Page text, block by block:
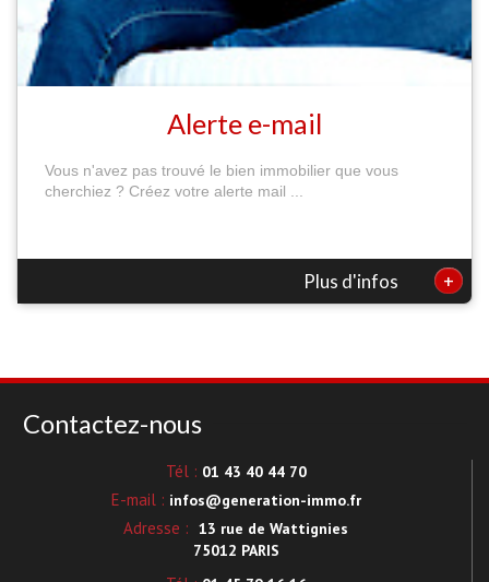
Alerte e-mail
Vous n'avez pas trouvé le bien immobilier que vous
cherchiez ? Créez votre alerte mail ...
Plus d'infos +
Contactez-nous
Tél : 01 43 40 44 70
E-mail : infos@generation-immo.fr
Adresse : 13 rue de Wattignies
75012 PARIS